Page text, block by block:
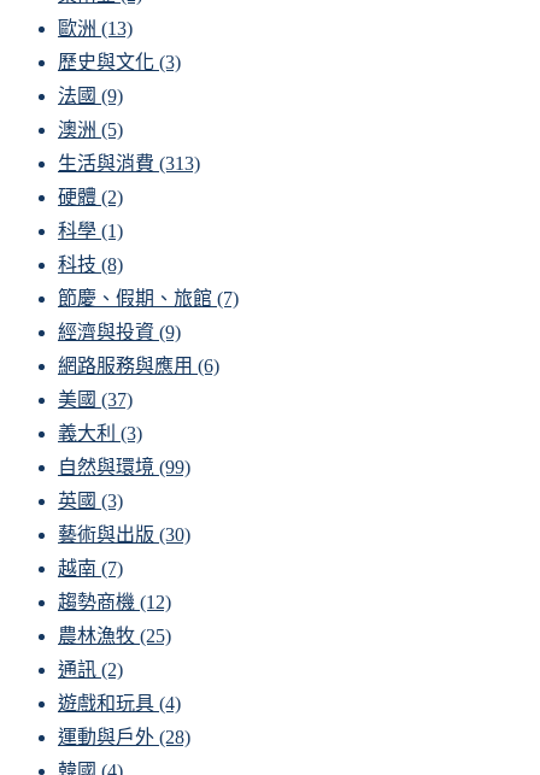
歐洲 (13)
歷史與文化 (3)
法國 (9)
澳洲 (5)
生活與消費 (313)
硬體 (2)
科學 (1)
科技 (8)
節慶、假期、旅館 (7)
經濟與投資 (9)
網路服務與應用 (6)
美國 (37)
義大利 (3)
自然與環境 (99)
英國 (3)
藝術與出版 (30)
越南 (7)
趨勢商機 (12)
農林漁牧 (25)
通訊 (2)
遊戲和玩具 (4)
運動與戶外 (28)